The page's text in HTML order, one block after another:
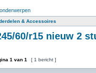
& Accessoires
60/r15 nieuw 2
1 van 1 [ 1 bericht ]